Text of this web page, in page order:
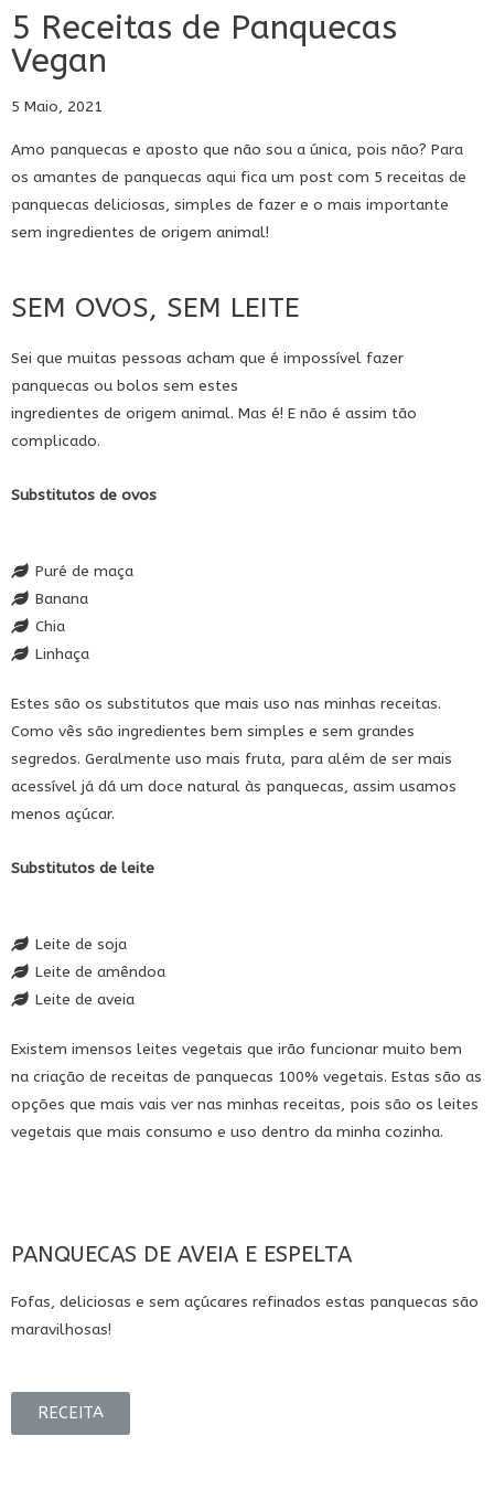
5 Receitas de Panquecas
Vegan
5 Maio, 2021
Amo panquecas e aposto que não sou a única, pois não? Para
os amantes de panquecas aqui fica um post com 5 receitas de
panquecas deliciosas, simples de fazer e o mais importante
sem ingredientes de origem animal!
SEM OVOS, SEM LEITE
Sei que muitas pessoas acham que é impossível fazer
panquecas ou bolos sem estes
ingredientes de origem animal. Mas é! E não é assim tão
complicado.
Substitutos de ovos
Puré de maça
Banana
Chia
Linhaça
Estes são os substitutos que mais uso nas minhas receitas.
Como vês são ingredientes bem simples e sem grandes
segredos. Geralmente uso mais fruta, para além de ser mais
acessível já dá um doce natural às panquecas, assim usamos
menos açúcar.
Substitutos de leite
Leite de soja
Leite de amêndoa
Leite de aveia
Existem imensos leites vegetais que irão funcionar muito bem
na criação de receitas de panquecas 100% vegetais. Estas são as
opções que mais vais ver nas minhas receitas, pois são os leites
vegetais que mais consumo e uso dentro da minha cozinha.
PANQUECAS DE AVEIA E ESPELTA
Fofas, deliciosas e sem açúcares refinados estas panquecas são
maravilhosas!
RECEITA